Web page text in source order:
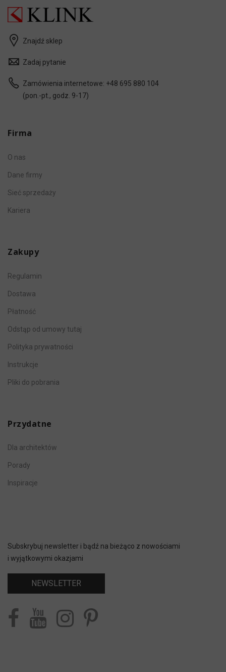
Znajdź sklep
Zadaj pytanie
Zamówienia internetowe: +48 695 880 104
(pon.-pt., godz. 9-17)
Firma
O nas
Dane firmy
Sieć sprzedaży
Kariera
Zakupy
Regulamin
Dostawa
Płatność
Odstąp od umowy tutaj
Polityka prywatności
Instrukcje
Pliki do pobrania
Przydatne
Dla architektów
Porady
Inspiracje
Subskrybuj newsletter i bądź na bieżąco z nowościami
i wyjątkowymi okazjami
NEWSLETTER